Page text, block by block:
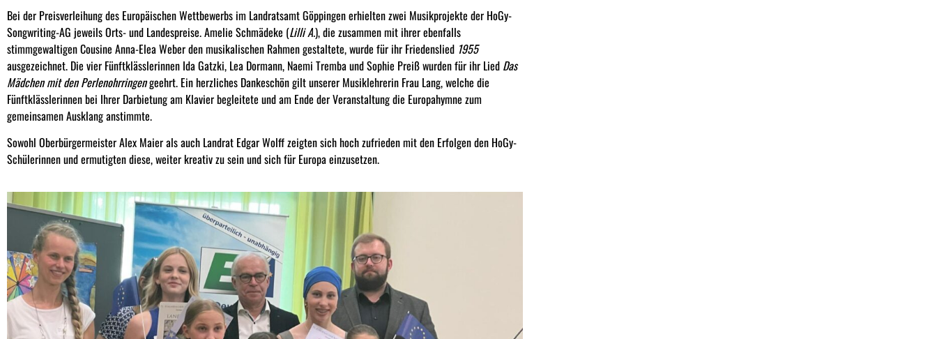
Bei der Preisverleihung des Europäischen Wettbewerbs im Landratsamt Göppingen erhielten zwei Musikprojekte der HoGy-
Songwriting-AG jeweilsOrts- und Landespreise. Amelie Schmädeke (Lilli A.), die zusammen mit ihrer ebenfalls
stimmgewaltigen Cousine Anna-Elea Weber den musikalischen Rahmen gestaltete, wurde für ihr Friedenslied 1955
ausgezeichnet. Die vier Fünftklässlerinnen Ida Gatzki, Lea Dormann, Naemi Tremba und Sophie Preiß wurden für ihr Lied Das
Mädchen mit den Perlenohrringengeehrt. Ein herzliches Dankeschön gilt unserer Musiklehrerin Frau Lang, welche die
Fünftklässlerinnen bei Ihrer Darbietung am Klavier begleitete und am Ende der Veranstaltungdie Europahymne zum
gemeinsamen Ausklang anstimmte.
Sowohl Oberbürgermeister Alex Maier als auch Landrat Edgar Wolff zeigten sich hoch zufrieden mit den Erfolgen den HoGy-
Schülerinnen und ermutigten diese, weiter kreativ zu sein und sich für Europa einzusetzen.